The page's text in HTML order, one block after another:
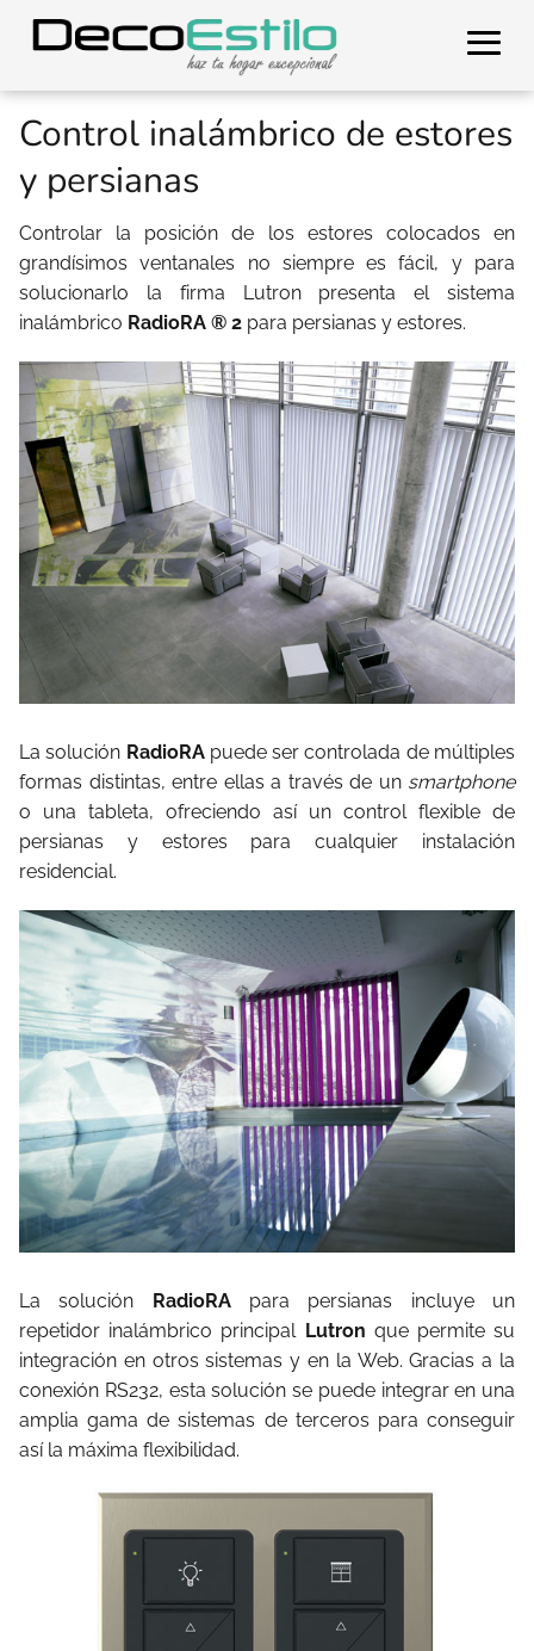
Control inalámbrico de estores
y persianas
Controlar la posición de los estores colocados en
grandísimos ventanales no siempre es fácil, y para
solucionarlo la firma Lutron presenta el sistema
inalámbrico RadioRA ® 2 para persianas y estores.
La solución RadioRApuede ser controlada de múltiples
formas distintas, entre ellas a través de un smartphone
o una tableta, ofreciendo así un control flexible de
persianas y estores para cualquier instalación
residencial.
La solución RadioRApara persianas incluye un
repetidor inalámbrico principal Lutron que permite su
integración en otros sistemas y en la Web. Gracias a la
conexión RS232, esta solución se puede integrar en una
amplia gama de sistemas de terceros para conseguir
así la máxima flexibilidad.